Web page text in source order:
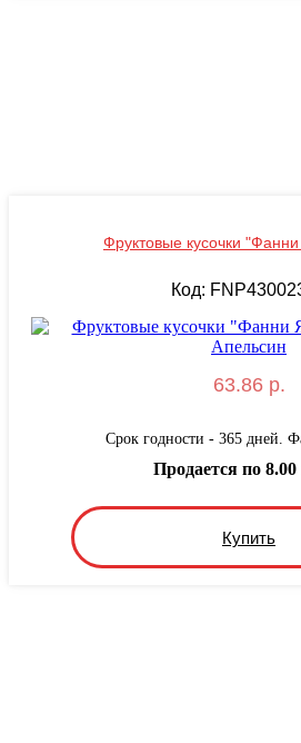
Фруктовые кусочки "Фанни
Код:
63.86 р.
Срок годности - 365 дней.
Купить
Продается по